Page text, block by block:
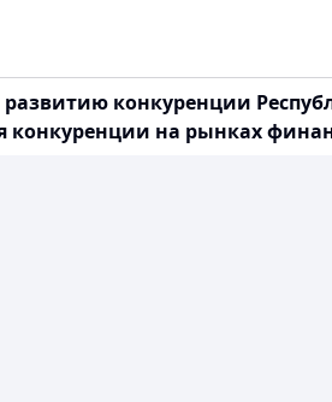
конкуренции
на рынках